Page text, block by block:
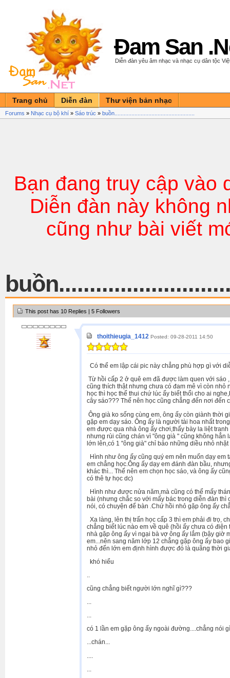
Đam San
Diễn đàn yêu âm nhạc và nhạc cụ dân tộc
Trang chủ Diễn đàn Thư viện bản nhạc
Forums » Nhạc cụ bộ khí » Sáo trúc » buồn....................................................
Bạn đang truy cập vào
Diễn đàn này không
cũng như bài viết
This post has 10 Replies | 5 Followers
thoithieugia_1412 Posted: 09-28-2011 14:50
Có thể em lập cái pic này chẳng phù hợp gì với
Từ hồi cấp 2 ở quê em đã được làm quen với sáo
cũng thích thật nhưng chưa có đam mê vì còn
học thì học thế thui chứ lúc ấy biết thổi cho ai
cây sáo??? Thế nên học cũng chẳng đến nơi đến
Ông già ko sống cùng em, ông ấy còn giành thời
gặp em dạy sáo. Ông ấy là người tài hoa nhất
em được qua nhà ông ấy chơi,thấy bày la liệt
nhưng rùi cũng chán vì "ông già " cũng không hẳn
lớn lên,có 1 "ông già" chỉ bảo những diều nhỏ
Hình như ông ấy cũng quý em nên muốn dạy em
em chẳng học.Ông ấy dạy em đánh đàn bầu,
khác thì... Thế nên em chọn học sáo, và ông ấy
có thê tự học dc)
Hình như được nửa năm,mà cũng có thể mấy
bài (nhưng chắc so với mấy bác trong diễn đàn thì
nói, có chuyện để bàn .Chứ hồi nhỏ gặp ông ấy
Xa làng, lên thị trấn học cấp 3 thì em phải đi trọ,
chẳng biết lúc nào em về quê (hồi ấy chưa có
nhà gặp ông ấy vì ngại bà vợ ông ấy lắm (bậy giờ
em...nên sang năm lớp 12 chẳng gặp ông ấy bao
nhỏ đến lớn em định hình được đó là quãng thời
khó hiểu
..
cũng chẳng biết người lớn nghĩ gì???
...
...
có 1 lần em gặp ông ấy ngoài đường....chẳng nói
...chán...